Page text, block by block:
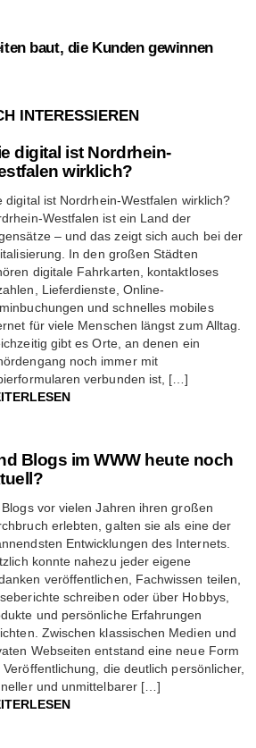
baut, die Kunden gewinnen
INTERESSIEREN
digital ist Nordrhein-
wirklich?
digital ist Nordrhein-Westfalen wirklich?
Westfalen ist ein Land der
– und das zeigt sich auch bei der
In den großen Städten
digitale Fahrkarten, kontaktloses
Lieferdienste, Online-
und schnelles mobiles
für viele Menschen längst zum Alltag.
gibt es Orte, an denen ein
noch immer mit
verbunden ist, […]
Blogs im WWW heute noch
Blogs vor vielen Jahren ihren großen
erlebten, galten sie als eine der
Entwicklungen des Internets.
konnte nahezu jeder eigene
veröffentlichen, Fachwissen teilen,
schreiben oder über Hobbys,
und persönliche Erfahrungen
Zwischen klassischen Medien und
Webseiten entstand eine neue Form
Veröffentlichung, die deutlich persönlicher,
und unmittelbarer […]